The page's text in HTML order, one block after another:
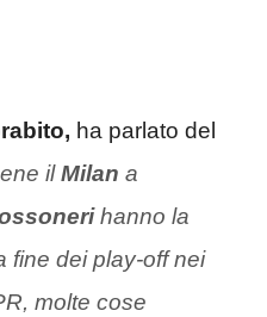
ha parlato del
ilMilan a
hanno la
fine dei play-off nei
molte cose